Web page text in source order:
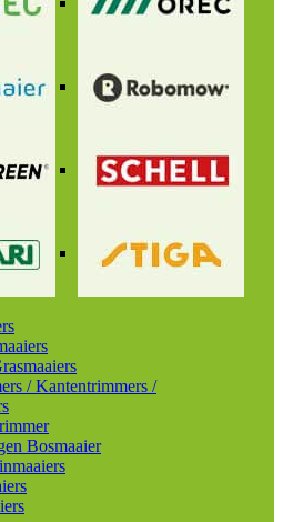
/ Kantentrimmers /
Bosmaaier